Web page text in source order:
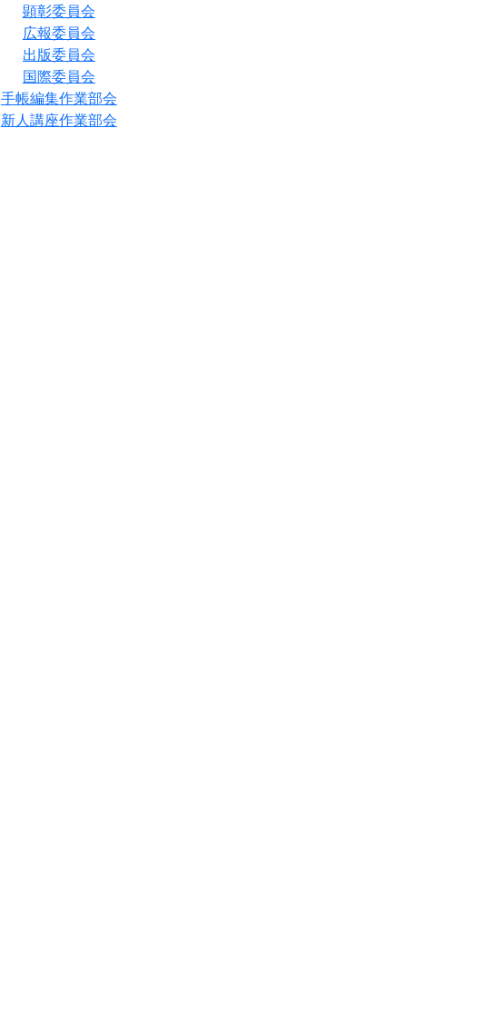
顕彰委員会
広報委員会
出版委員会
国際委員会
手帳編集作業部会
新人講座作業部会